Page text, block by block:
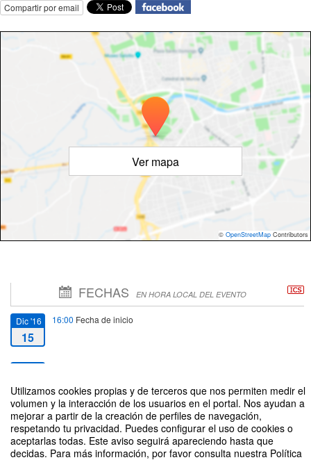
Utilizamos cookies propias y de terceros que nos permiten medir el
volumen y la interacción de los usuarios en el portal. Nos ayudan a
mejorar a partir de la creación de perfiles de navegación,
respetando tu privacidad. Puedes configurar el uso de cookies o
aceptarlas todas. Este aviso seguirá apareciendo hasta que
decidas. Para más información, por favor consulta nuestra Política
Compartir por email
Ver mapa
© OpenStreetMap Contributors
FECHAS EN HORA LOCAL DEL EVENTO
Dic '16
15
16:00 Fecha de inicio
15